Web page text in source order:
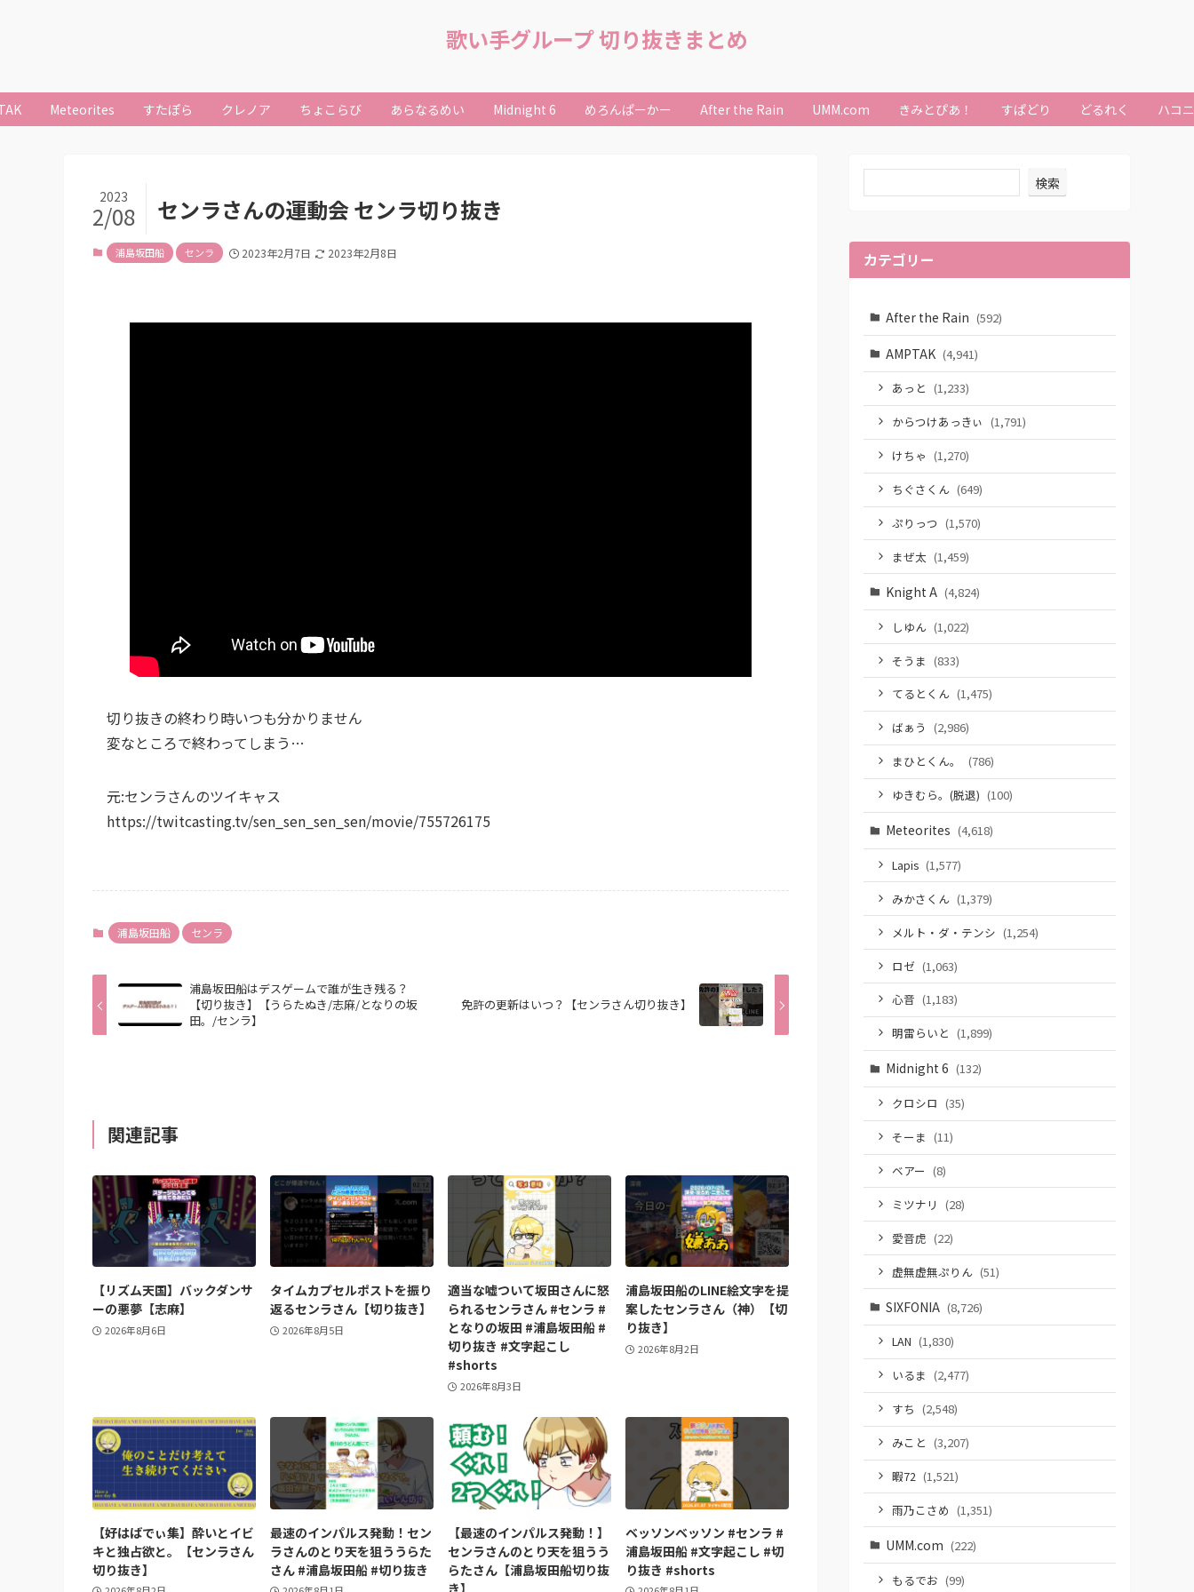
歌い手グループ 切り抜きまとめ
Meteorites すたぽら クレノア ちょこらび あらなるめい Midnight 6 めろんぱーかー After the Rain UMM.com きみとぴあ！ すぱどり どるれく ハコ
センラさんの運動会 センラ切り抜き
2023
2/08
浦島坂田船 センラ 2023年2月7日 2023年2月8日
切り抜きの終わり時いつも分かりません
変なところで終わってしまう…
元:センラさんのツイキャス
https://twitcasting.tv/sen_sen_sen_sen/movie/755726175
浦島坂田船 センラ
浦島坂田船はデスゲームで誰が生き残る？
【切り抜き】【うらたぬき/志麻/となりの坂
田。/センラ】
免許の更新はいつ？【センラさん切り抜き】
関連記事
【リズム天国】バックダンサ
ーの悪夢【志麻】
2026年8月6日
タイムカプセルポストを振り
返るセンラさん【切り抜き】
2026年8月5日
適当な嘘ついて坂田さんに怒
られるセンラさん #センラ #
となりの坂田 #浦島坂田船 #
切り抜き #文字起こし
#shorts
2026年8月3日
浦島坂田船のLINE絵文字を提
案したセンラさん（神）【切
り抜き】
2026年8月2日
【好はばでぃ集】酔いとイビ
キと独占欲と。【センラさん
切り抜き】
最速のインパルス発動！セン
ラさんのとり天を狙ううらた
さん #浦島坂田船 #切り抜き
【最速のインパルス発動！】
センラさんのとり天を狙うう
らたさん【浦島坂田船切り抜
き】
ベッソンベッソン #センラ #
浦島坂田船 #文字起こし #切
り抜き #shorts
検索
カテゴリー
After the Rain (592)
AMPTAK (4,941)
あっと (1,233)
からつけあっきぃ (1,791)
けちゃ (1,270)
ちぐさくん (649)
ぷりっつ (1,570)
まぜ太 (1,459)
Knight A (4,824)
しゆん (1,022)
そうま (833)
てるとくん (1,475)
ばぁう (2,986)
まひとくん。
(786)
ゆきむら。(脱退) (100)
Meteorites (4,618)
Lapis (1,577)
みかさくん (1,379)
メルト・ダ・テンシ (1,254)
ロゼ (1,063)
心音 (1,183)
明雷らいと (1,899)
Midnight 6 (132)
クロシロ (35)
そーま (11)
ベアー (8)
ミツナリ (28)
愛音虎 (22)
虚無虚無ぷりん (51)
SIXFONIA (8,726)
LAN (1,830)
いるま (2,477)
すち (2,548)
みこと (3,207)
暇72 (1,521)
雨乃こさめ (1,351)
UMM.com (222)
もるでお (99)